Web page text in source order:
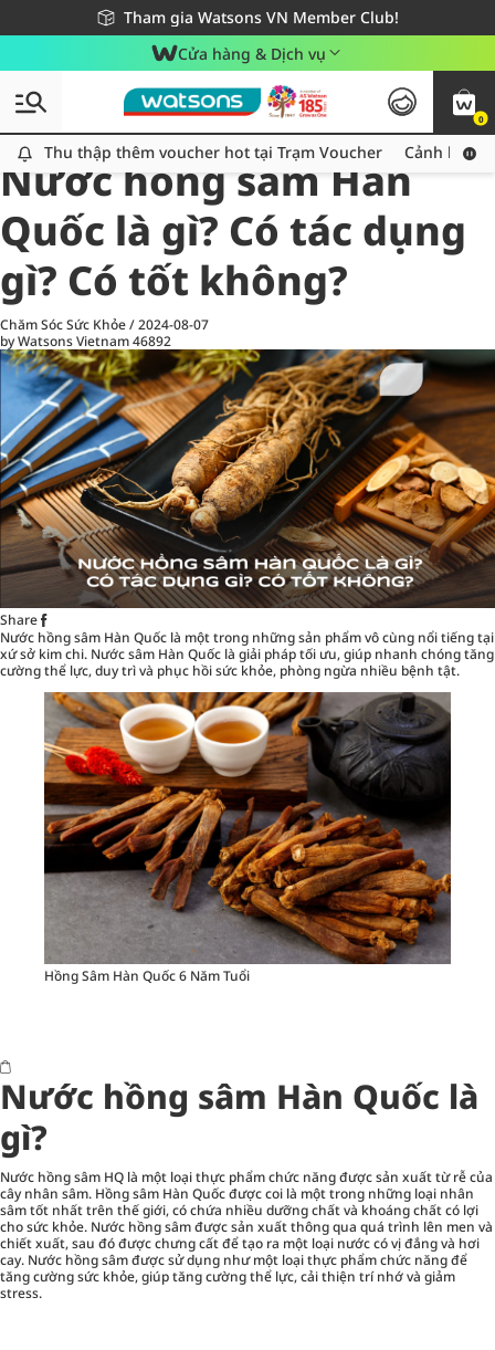
Tham gia Watsons VN Member Club!
Miễn phí giao hàng cho đơn hàng từ 249,000Đ
Giao hàng nhanh 24h - Áp dụng khu vực TP. Hồ Chí Minh
Cửa hàng & Dịch vụ
0
Thu thập thêm voucher hot tại Trạm Voucher
Thu thập thêm voucher hot tại Trạm Voucher Cảnh báo
All
Chăm Sóc Cá Nhân
Nước hồng sâm Hàn
Quốc là gì? Có tác dụng
gì? Có tốt không?
Chăm Sóc Sức Khỏe/2024-08-07
by Watsons Vietnam46892
Share
Nước hồng sâm Hàn Quốc là một trong những sản phẩm vô cùng nổi tiếng tại
xứ sở kim chi. Nước sâm Hàn Quốc là giải pháp tối ưu, giúp nhanh chóng tăng
cường thể lực, duy trì và phục hồi sức khỏe, phòng ngừa nhiều bệnh tật.
Hồng Sâm Hàn Quốc 6 Năm Tuổi
Nước hồng sâm Hàn Quốc là
gì?
Nước hồng sâm HQ là một loại thực phẩm chức năng được sản xuất từ rễ của
cây nhân sâm. Hồng sâm Hàn Quốc được coi là một trong những loại nhân
sâm tốt nhất trên thế giới, có chứa nhiều dưỡng chất và khoáng chất có lợi
cho sức khỏe. Nước hồng sâm được sản xuất thông qua quá trình lên men và
chiết xuất, sau đó được chưng cất để tạo ra một loại nước có vị đắng và hơi
cay. Nước hồng sâm được sử dụng như một loại thực phẩm chức năng để
tăng cường sức khỏe, giúp tăng cường thể lực, cải thiện trí nhớ và giảm
stress.